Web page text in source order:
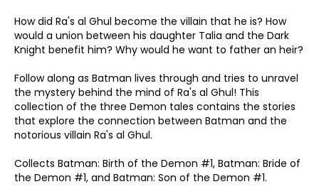
How did Ra's al Ghul become the villain that he is? How
would a union between his daughter Talia and the Dark
Knight benefit him? Why would he want to father an heir?
Follow along as Batman lives through and tries to unravel
the mystery behind the mind of Ra's al Ghul! This
collection of the three Demon tales contains the stories
that explore the connection between Batman and the
notorious villain Ra's al Ghul.
Collects Batman: Birth of the Demon #1, Batman: Bride of
the Demon #1, and Batman: Son of the Demon #1.